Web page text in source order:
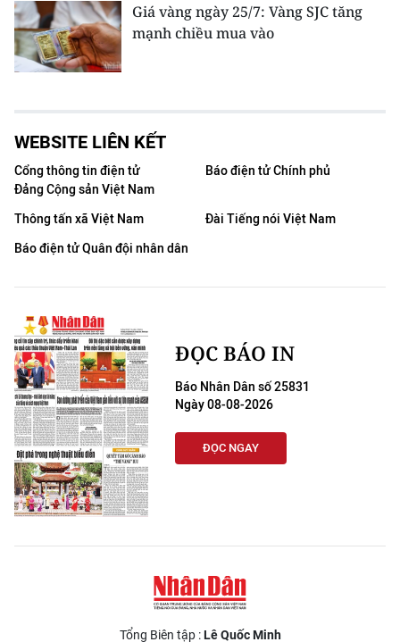
Giá vàng ngày 25/7: Vàng SJC tăng
mạnh chiều mua vào
WEBSITE LIÊN KẾT
Cổng thông tin điện tử
Đảng Cộng sản Việt Nam
Báo điện tử Chính phủ
Thông tấn xã Việt Nam
Đài Tiếng nói Việt Nam
Báo điện tử Quân đội nhân dân
ĐỌC BÁO IN
Báo Nhân Dân số 25831
Ngày 08-08-2026
ĐỌC NGAY
Tổng Biên tập :Lê Quốc Minh